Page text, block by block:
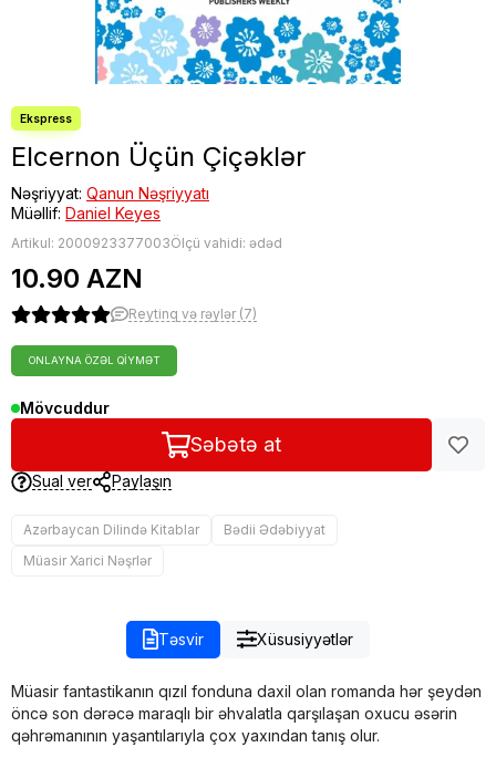
Elcernon Üçün Çiçəklər
Nəşriyyat: Qanun Nəşriyyatı
Müəllif: Daniel Keyes
Artikul: 2000923377003Ölçü vahidi: ədəd
10.90 AZN
Reytinq və rəylər (7)
ONLAYNA ÖZƏL QIYMƏT
Mövcuddur
Səbətə at
Sual ver Paylaşın
Azərbaycan Dilində Kitablar
Bədii Ədəbiyyat
Müasir Xarici Nəşrlər
Təsvir Xüsusiyyətlər
Müasir fantastikanın qızıl fonduna daxil olan romanda hər şeydən
öncə son dərəcə maraqlı bir əhvalatla qarşılaşan oxucu əsərin
qəhrəmanının yaşantılarıyla çox yaxından tanış olur.